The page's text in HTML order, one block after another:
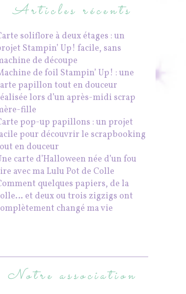
Articles récents
soliflore à deux étages : un
Stampin’ Up! facile, sans
de découpe
de foil Stampin’ Up! : une
papillon tout en douceur
lors d’un après-midi scrap
fille
pop-up papillons : un projet
pour découvrir le scrapbooking
en douceur
carte d’Halloween née d’un fou
avec ma Lulu Pot de Colle
quelques papiers, de la
et deux ou trois zigzigs ont
changé ma vie
Notre association